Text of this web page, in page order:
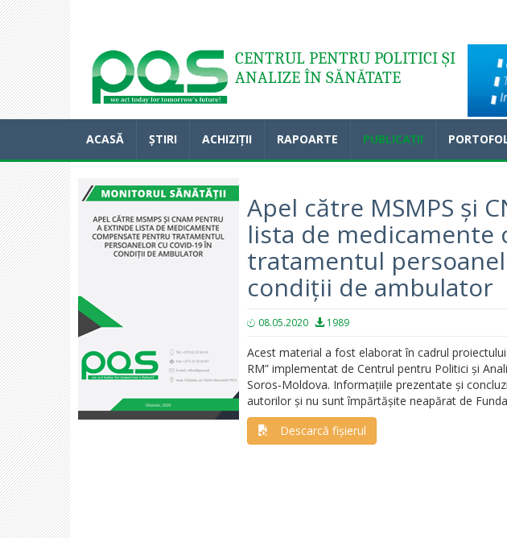
Acasă
CENTRUL PENTRU POLITICI ȘI
ANALIZE ÎN SĂNĂTATE
ACASĂ ȘTIRI ACHIZIȚII RAPOARTE PUBLICAȚII
Apel către MSMPS și
lista de
tratamentul
condiții de ambulator
08.05.2020 1989
Acest material a fost elaborat în cadrul
RM” implementat de Centrul pentru Politici și
Soros-Moldova. Informațiile prezentate și
autorilor și nu sunt împărtășite neapărat de
Descarcă fișierul